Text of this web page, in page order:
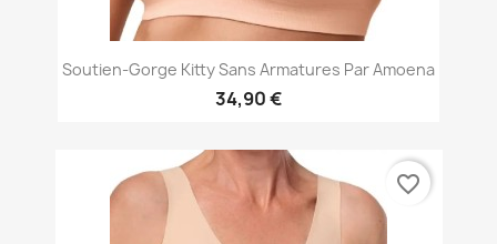
Soutien-Gorge Kitty Sans Armatures Par Amoena
34,90 €
favorite_border